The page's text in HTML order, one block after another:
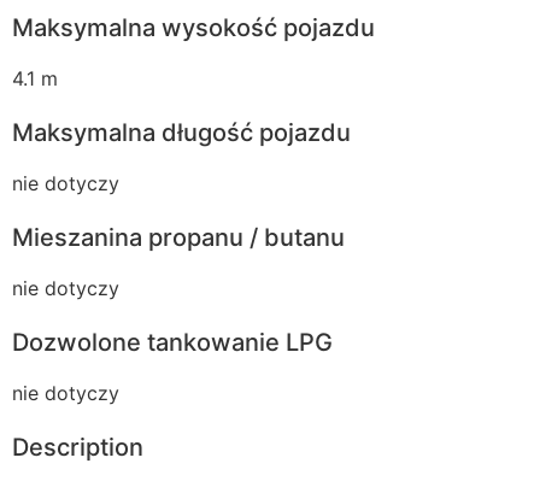
Maksymalna wysokość pojazdu
4.1 m
Maksymalna długość pojazdu
nie dotyczy
Mieszanina propanu / butanu
nie dotyczy
Dozwolone tankowanie LPG
nie dotyczy
Description